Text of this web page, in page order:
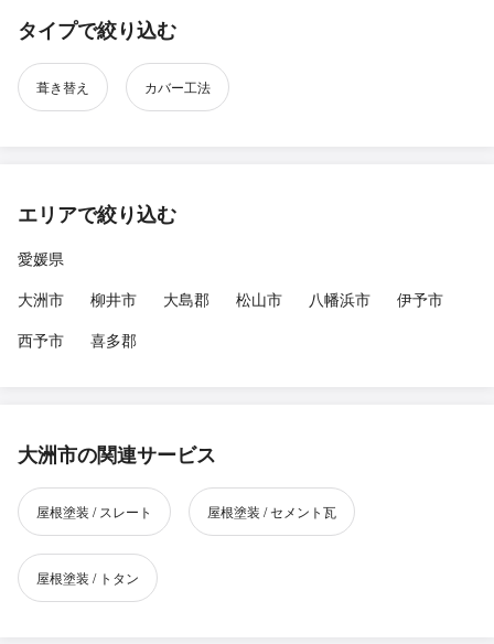
タイプで絞り込む
葺き替え カバー工法
エリアで絞り込む
愛媛県
大洲市
柳井市 大島郡 松山市 八幡浜市
伊予市
西予市
喜多郡
大洲市の関連サービス
屋根塗装 / スレート 屋根塗装 / セメント瓦
屋根塗装 / トタン